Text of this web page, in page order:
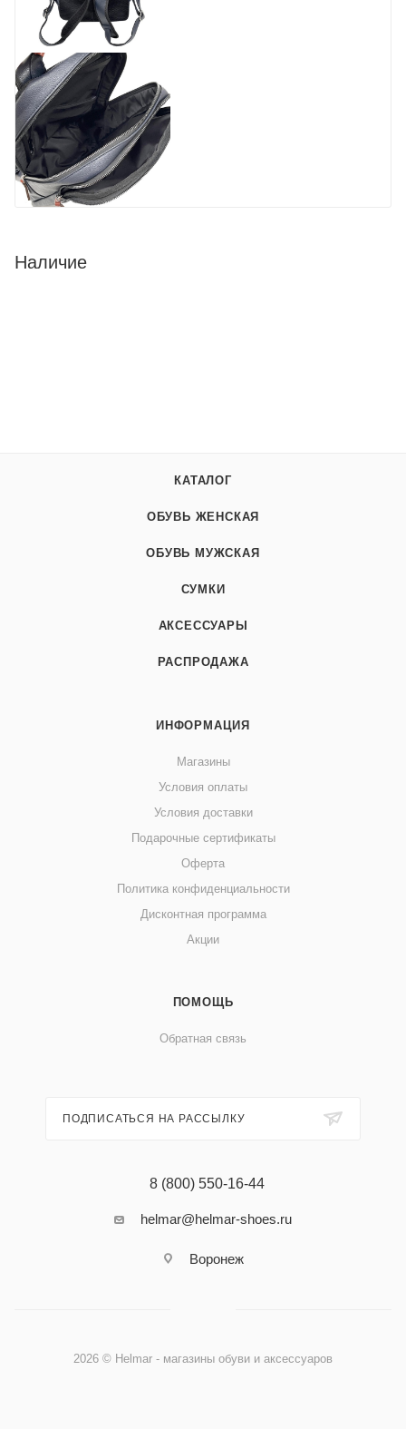
Наличие
КАТАЛОГ
ОБУВЬ ЖЕНСКАЯ
ОБУВЬ МУЖСКАЯ
СУМКИ
АКСЕССУАРЫ
РАСПРОДАЖА
ИНФОРМАЦИЯ
Магазины
Условия оплаты
Условия доставки
Подарочные сертификаты
Оферта
Политика конфиденциальности
Дисконтная программа
Акции
ПОМОЩЬ
Обратная связь
ПОДПИСАТЬСЯ НА РАССЫЛКУ
8 (800) 550-16-44
helmar@helmar-shoes.ru
Воронеж
2026 © Helmar - магазины обуви и аксессуаров